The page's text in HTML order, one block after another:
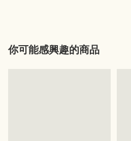
你可能感興趣的商品